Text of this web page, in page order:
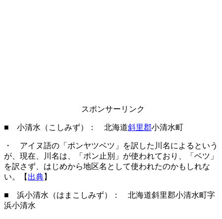
スポンサーリンク
■ 小清水（こしみず）： 北海道斜里郡小清水町
・ アイヌ語の「ポンヤツベツ」を訳した川名によるという
が、現在、川名は、「ポン止別」が使われており、「ベツ」
を訳さず、はじめから地区名として使われたのかもしれな
い。【 出典】
■ 浜小清水（はまこしみず）： 北海道斜里郡小清水町字
浜小清水